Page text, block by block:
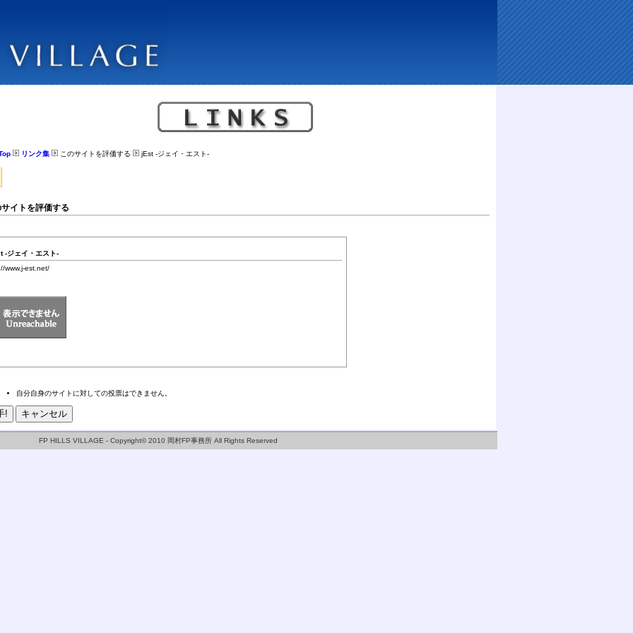
リンク集 このサイトを評価する jEst -ジェイ・エスト-
イトを評価する
-ジェイ・エスト-
www.j-est.net/
自分自身のサイトに対しての投票はできません。
FP HILLS VILLAGE - Copyright© 2010 岡村FP事務所 All Rights Reserved